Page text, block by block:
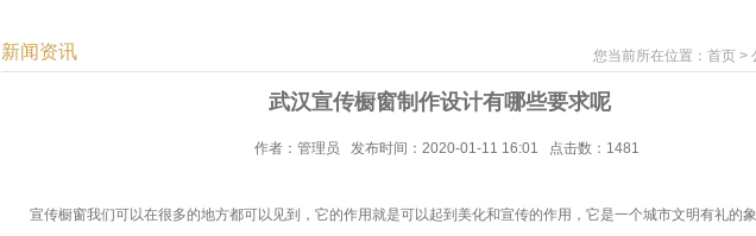
新闻资讯 您当前所在位置： 首页 >
武汉宣传橱窗制作设计有哪些要求呢
作者：管理员 发布时间：2020-01-11 16:01 点击数：1481
宣传橱窗我们可以在很多的地方都可以见到，它的作用就是可以起到美化和宣传的作用，它是一个城市文明有礼的